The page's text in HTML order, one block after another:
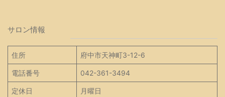
サロン情報
住所 府中市天神町3-12-6
電話番号 042-361-3494
定休日 月曜日